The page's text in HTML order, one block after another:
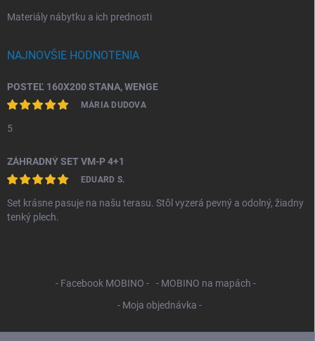
Materiály nábytku a ich prednosti
NAJNOVŠIE HODNOTENIA
POSTEĽ 160X200 STANA, WENGE
MÁRIA DUDOVA
5
ZÁHRADNÝ SET VM-P 4+1
EDUARD S.
Set krásne pasuje na našu terasu. Stôl vyzerá pevný a odolný, žiadny
tenký plech.
- Facebook MOBINO -
- MOBINO na mapách -
- Moja objednávka -